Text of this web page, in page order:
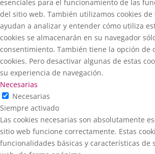
esenciales para el funcionamiento de las
del sitio web. También utilizamos cookies de
ayudan a analizar y entender cómo utiliza
cookies se almacenarán en su navegador
consentimiento. También tiene la opción de
cookies. Pero desactivar algunas de estas
su experiencia de navegación.
Necesarias
Necesarias
Siempre activado
Las cookies necesarias son absolutamente
sitio web funcione correctamente. Estas
funcionalidades básicas y características de